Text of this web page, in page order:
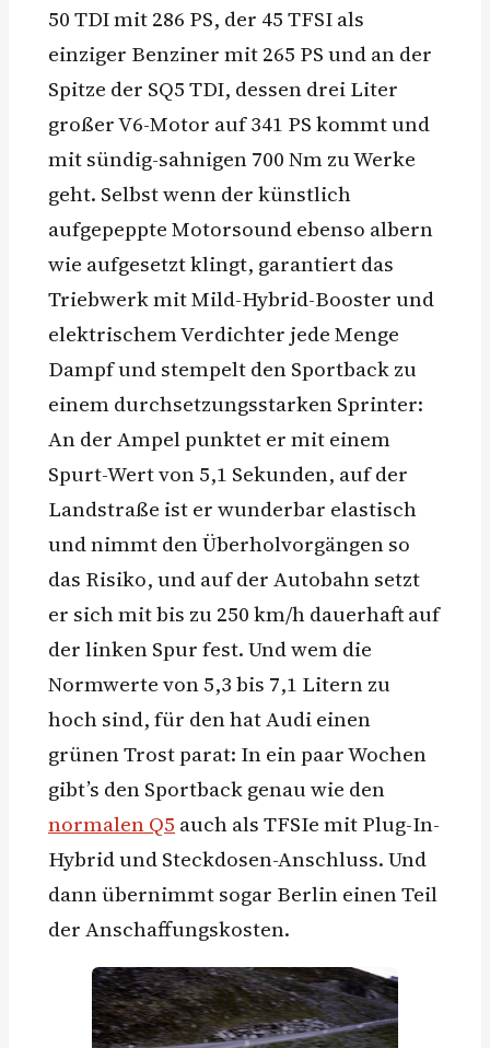
50 TDI mit 286 PS, der 45 TFSI als
einziger Benziner mit 265 PS und an der
Spitze der SQ5 TDI, dessen drei Liter
großer V6-Motor auf 341 PS kommt und
mit sündig-sahnigen 700 Nm zu Werke
geht. Selbst wenn der künstlich
aufgepeppte Motorsound ebenso albern
wie aufgesetzt klingt, garantiert das
Triebwerk mit Mild-Hybrid-Booster und
elektrischem Verdichter jede Menge
Dampf und stempelt den Sportback zu
einem durchsetzungsstarken Sprinter:
An der Ampel punktet er mit einem
Spurt-Wert von 5,1 Sekunden, auf der
Landstraße ist er wunderbar elastisch
und nimmt den Überholvorgängen so
das Risiko, und auf der Autobahn setzt
er sich mit bis zu 250 km/h dauerhaft auf
der linken Spur fest. Und wem die
Normwerte von 5,3 bis 7,1 Litern zu
hoch sind, für den hat Audi einen
grünen Trost parat: In ein paar Wochen
gibt’s den Sportback genau wie den
normalen Q5 auch als TFSIe mit Plug-In-
Hybrid und Steckdosen-Anschluss. Und
dann übernimmt sogar Berlin einen Teil
der Anschaffungskosten.